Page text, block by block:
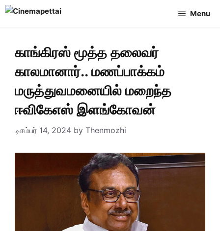
Skip
Menu
காங்கிரஸ் மூத்த தலைவர்
காலமானார்.. மணப்பாக்கம்
மருத்துவமனையில் மறைந்த
ஈவிகேஎஸ் இளங்கோவன்
டிசம்பர் 14, 2024 by Thenmozhi